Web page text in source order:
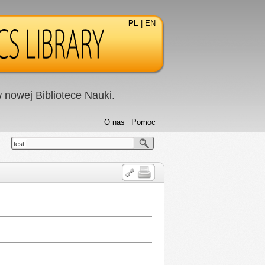
PL EN
nowej Bibliotece Nauki.
Pomoc
O nas
test